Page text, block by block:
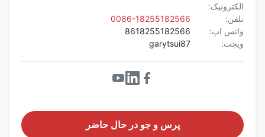
الکترونیک:
تلفن:
0086-18255182566
واتس اپ:
8618255182566
ویچت:
garytsui87
پرس و جو در حال حاضر